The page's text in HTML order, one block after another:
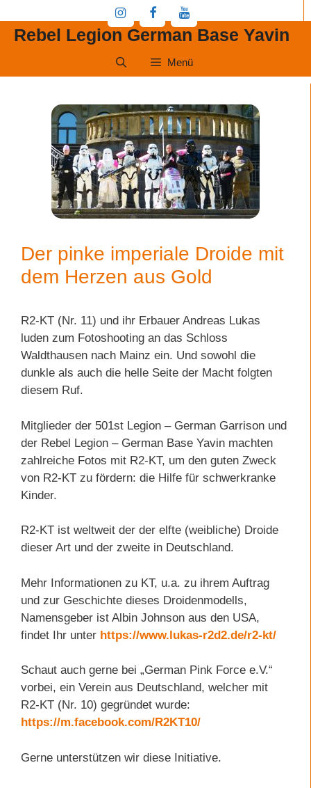
Inhalt
springen
Rebel Legion German Base Yavin
Menü
Der pinke imperiale Droide mit
dem Herzen aus Gold
R2-KT (Nr. 11) und ihr Erbauer Andreas Lukas
luden zum Fotoshooting an das Schloss
Waldthausen nach Mainz ein. Und sowohl die
dunkle als auch die helle Seite der Macht folgten
diesem Ruf.
Mitglieder der 501st Legion – German Garrison und
der Rebel Legion – German Base Yavin machten
zahlreiche Fotos mit R2-KT, um den guten Zweck
von R2-KT zu fördern: die Hilfe für schwerkranke
Kinder.
R2-KT ist weltweit der der elfte (weibliche) Droide
dieser Art und der zweite in Deutschland.
Mehr Informationen zu KT, u.a. zu ihrem Auftrag
und zur Geschichte dieses Droidenmodells,
Namensgeber ist Albin Johnson aus den USA,
findet Ihr unter https://www.lukas-r2d2.de/r2-kt/
Schaut auch gerne bei „German Pink Force e.V.“
vorbei, ein Verein aus Deutschland, welcher mit
R2-KT (Nr. 10) gegründet wurde:
https://m.facebook.com/R2KT10/
Gerne unterstützen wir diese Initiative.